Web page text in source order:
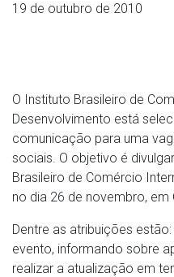
19 de outubro de 2010
O Instituto Brasileiro de
Desenvolvimento está
comunicação para uma
sociais. O objetivo é
Brasileiro de Comércio
no dia 26 de novembro, em
Dentre as atribuições
evento, informando sobre
realizar a atualização em